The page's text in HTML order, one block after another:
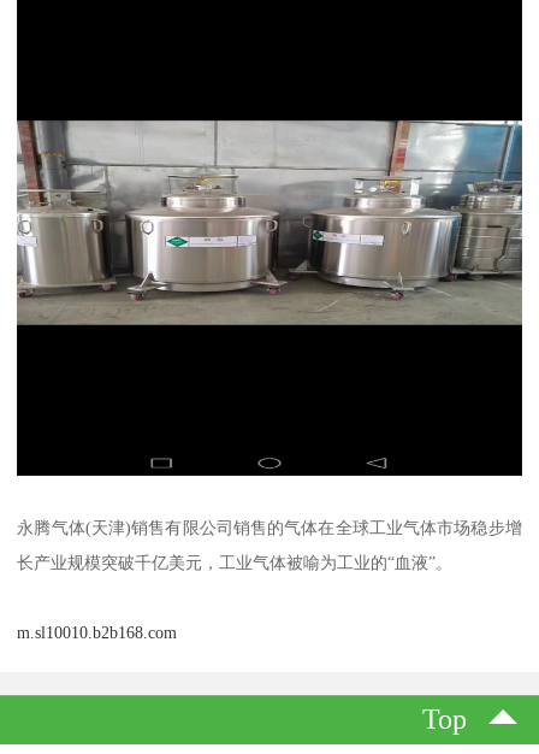
永腾气体(天津)销售有限公司销售的气体在全球工业气体市场稳步增
长产业规模突破千亿美元，工业气体被喻为工业的“血液”。
m.sl10010.b2b168.com
Top